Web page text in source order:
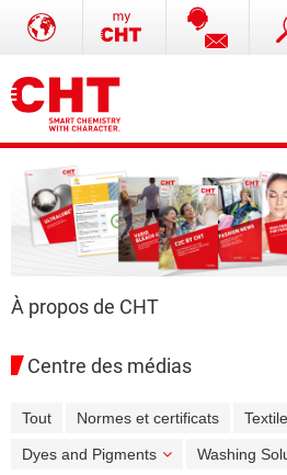
À propos de CHT
Centre des médias
Tout Normes et certificats
Dyes and Pigments Washing